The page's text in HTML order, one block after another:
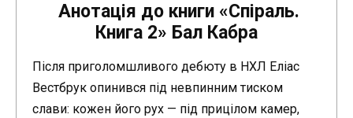
Анотація до книги «Спіраль.
Книга 2» Бал Кабра
Після приголомшливого дебюту в НХЛ Еліас
Вестбрук опинився під невпинним тиском
слави: кожен його рух — під прицілом камер,